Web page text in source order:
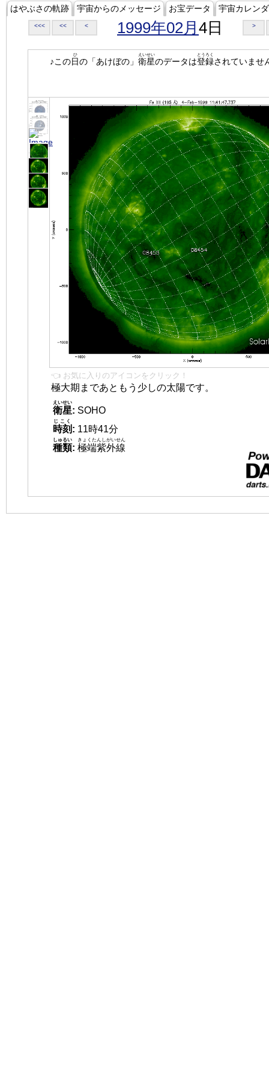
はやぶさの軌跡 宇宙からのメッセージ お宝データ 宇宙カレン
<<< << < 1999年02月 4日 >
♪この日
ひ
の「あけぼの」 衛星
えいせい
のデータは登録
とうろく
されていませ
👈 お気に入りのアイコンをクリック！
極大期まであともう少しの太陽です。
衛星
えいせい
: SOHO
時刻
じこく
: 11時41分
種類
しゅるい
: 極端紫外線
きょくたんしがいせん